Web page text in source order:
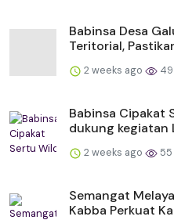
Babinsa Desa
Teritorial,
2 weeks ago 49
Babinsa Cipakat
dukung kegiatan
2 weeks ago 55
Semangat
Kabba Perkuat